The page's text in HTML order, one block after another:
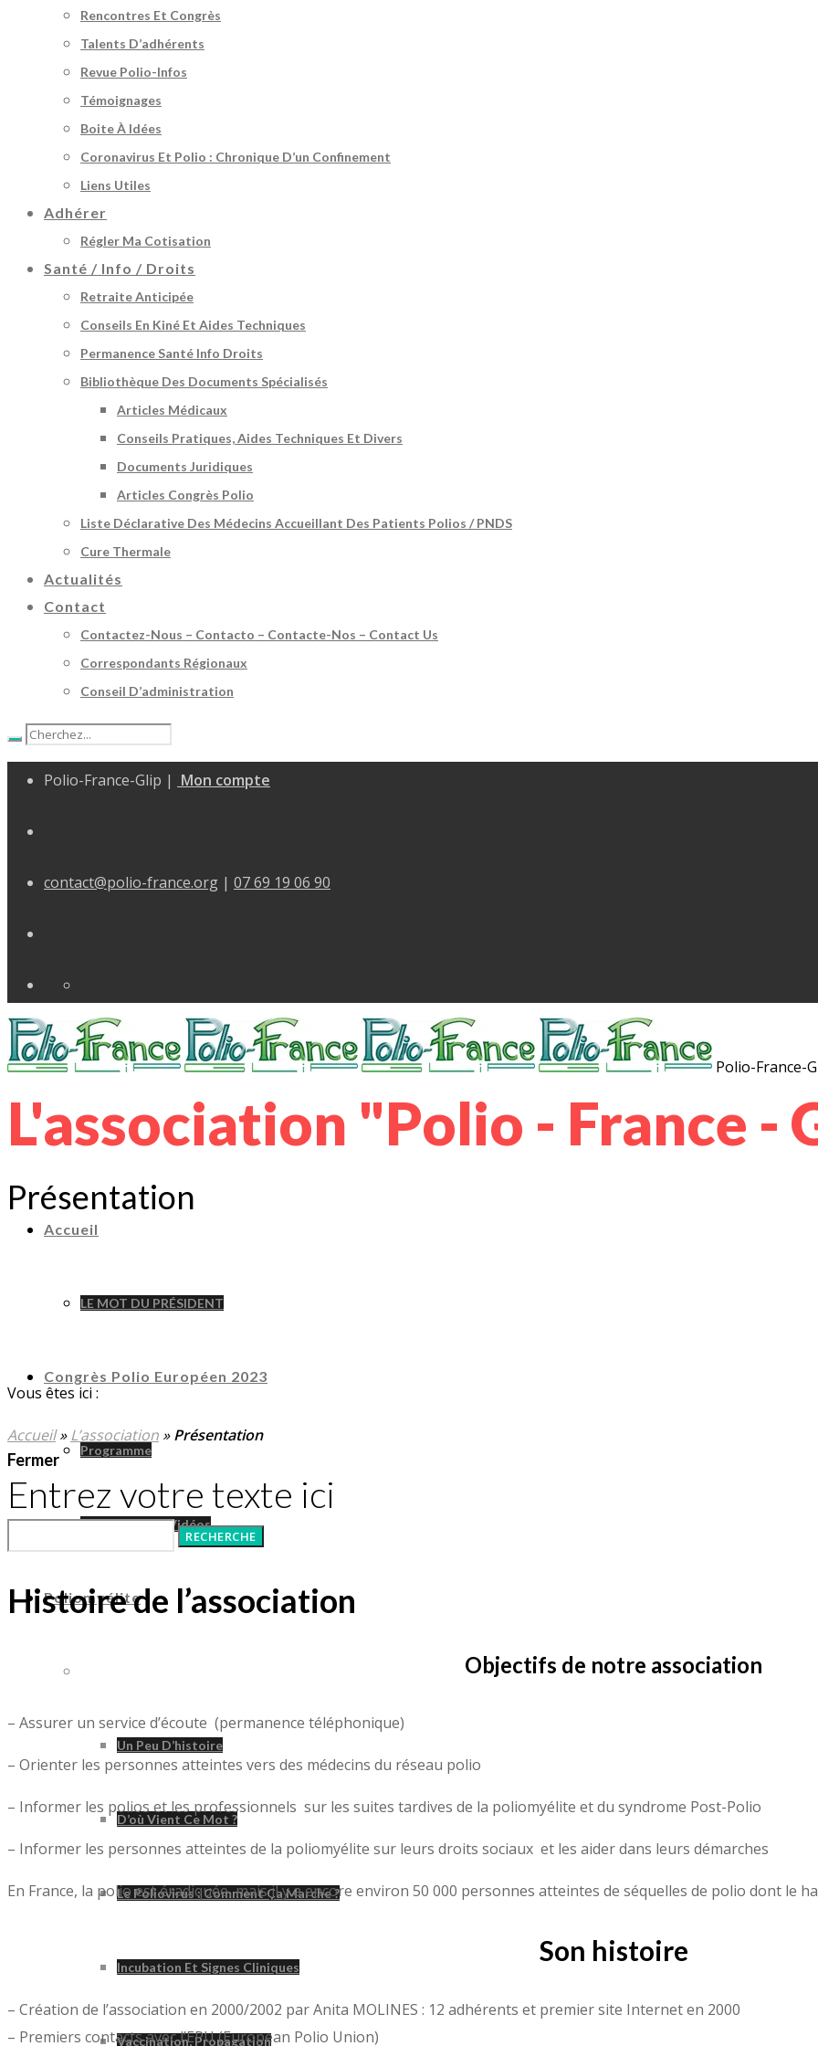
Rencontres Et Congrès
Talents D’adhérents
Revue Polio-Infos
Témoignages
Boite À Idées
Coronavirus Et Polio : Chronique D’un Confinement
Liens Utiles
Adhérer
Régler Ma Cotisation
Santé / Info / Droits
Retraite Anticipée
Conseils En Kiné Et Aides Techniques
Permanence Santé Info Droits
Bibliothèque Des Documents Spécialisés
Articles Médicaux
Conseils Pratiques, Aides Techniques Et Divers
Documents Juridiques
Articles Congrès Polio
Liste Déclarative Des Médecins Accueillant Des Patients Polios / PNDS
Cure Thermale
Actualités
Contact
Contactez-Nous – Contacto – Contacte-Nos – Contact Us
Correspondants Régionaux
Conseil D’administration
Polio-France-Glip | Mon compte
contact@polio-france.org | 07 69 19 06 90
Polio-France-
Accueil
LE MOT DU PRÉSIDENT
Congrès Polio Européen 2023
Programme
Le Congrès En Vidéos
Poliomyélite
Un Peu D’histoire
D’où Vient Ce Mot ?
Le Poliovirus : Comment Ça Marche ?
Incubation Et Signes Cliniques
Vaccination, Propagation
L'association "Polio - France -
Présentation
Vous êtes ici :
Accueil»L’association »Présentation
Fermer
Entrez votre texte ici
Histoire de l’association
Objectifs de notre association
– Assurer un service d’écoute (permanence téléphonique)
– Orienter les personnes atteintes vers des médecins du réseau polio
– Informer les polios et les professionnels sur les suites tardives de la poliomyélite et du syndrome Post-Polio
– Informer les personnes atteintes de la poliomyélite sur leurs droits sociaux et les aider dans leurs démarches
En France, la polio est éradiquée, mais il y a encore environ 50 000 personnes atteintes de séquelles de polio dont le
Son histoire
– Création de l’association en 2000/2002 par Anita MOLINES : 12 adhérents et premier site Internet en 2000
– Premiers contacts avec l’EPU (European Polio Union)